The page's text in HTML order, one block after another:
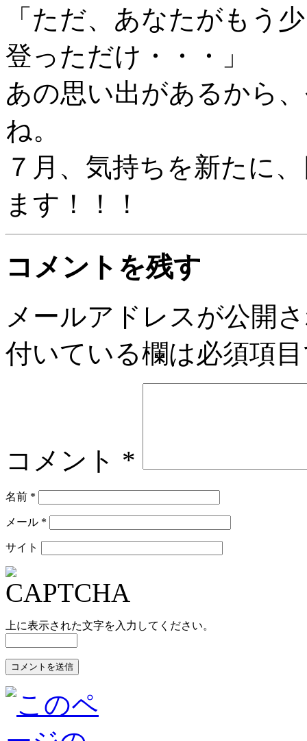
「ただ、あなたがもう
登っただけ・・・」
あの思い出があるから
ね。
７月、気持ちを新たに
ます！！！
コメントを残す
メールアドレスが公開
付いている欄は必須項
コメント *
名前 *
メール *
サイト
上に表示された文字を入力してください。